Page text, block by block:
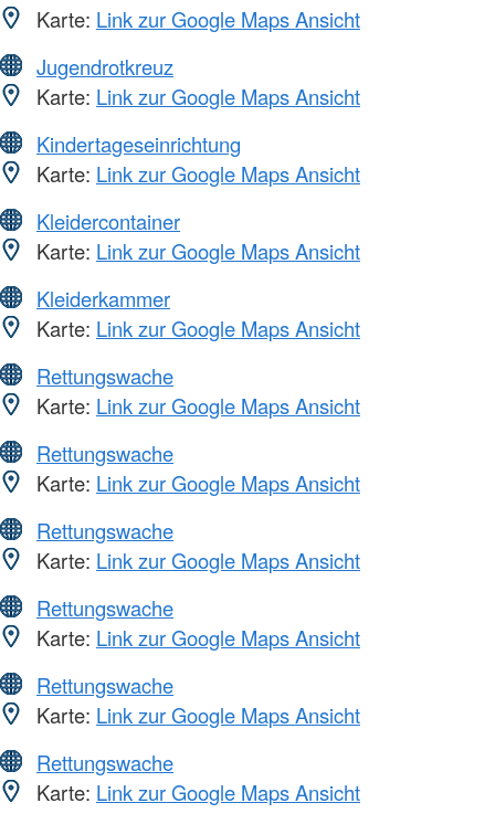
Karte: Link zur Google Maps Ansicht
Jugendrotkreuz
Karte: Link zur Google Maps Ansicht
Kindertageseinrichtung
Karte: Link zur Google Maps Ansicht
Kleidercontainer
Karte: Link zur Google Maps Ansicht
Kleiderkammer
Karte: Link zur Google Maps Ansicht
Rettungswache
Karte: Link zur Google Maps Ansicht
Rettungswache
Karte: Link zur Google Maps Ansicht
Rettungswache
Karte: Link zur Google Maps Ansicht
Rettungswache
Karte: Link zur Google Maps Ansicht
Rettungswache
Karte: Link zur Google Maps Ansicht
Rettungswache
Karte: Link zur Google Maps Ansicht